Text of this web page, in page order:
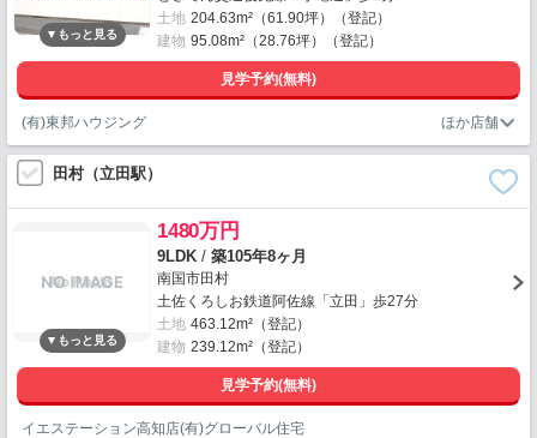
土地 204.63m²（61.90坪）（登記）
建物 95.08m²（28.76坪）（登記）
見学予約(無料)
(有)東邦ハウジング
田村（立田駅）
1480万円
9LDK / 築105年8ヶ月
南国市田村
土佐くろしお鉄道阿佐線「立田」歩27分
土地 463.12m²（登記）
建物 239.12m²（登記）
見学予約(無料)
イエステーション高知店(有)グローバル住宅